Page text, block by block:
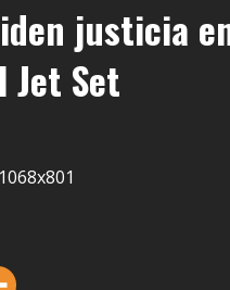
justicia
Jet Set